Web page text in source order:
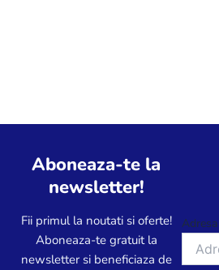
Aboneaza-te la
newsletter!
Fii primul la noutati si oferte!
Aboneaza-te gratuit la
newsletter si beneficiaza de